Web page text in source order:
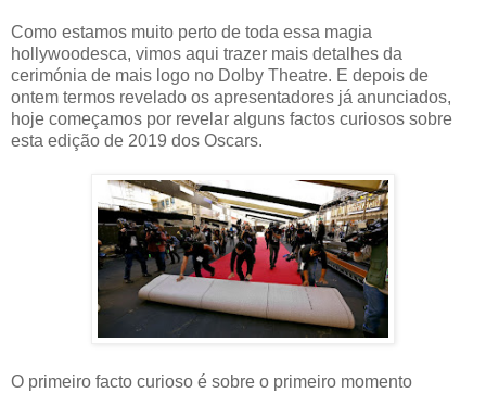
Como estamos muito perto de toda essa magia
hollywoodesca, vimos aqui trazer mais detalhes da
cerimónia de mais logo no Dolby Theatre. E depois de
ontem termos revelado os apresentadores já anunciados,
hoje começamos por revelar alguns factos curiosos sobre
esta edição de 2019 dos Oscars.
O primeiro facto curioso é sobre o primeiro momento